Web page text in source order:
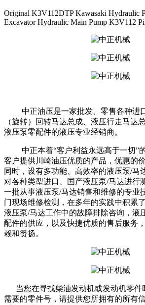
Original K3V112DTP Kawasaki Hydraulic
Excavator Hydraulic Main Pump K3V112
中正油压是一家批发、零售各种进
（旋转）回转马达总成、液压行走马达
液压泵零配件的液压专业经销商。
中正本着“客户利益永远高于一切”
客户提供川崎油压优质的产品，优惠的
同时，设有多功能、高效率的液压泵/马
对各种类型进口、国产液压泵/马达进行
一批从事液压泵/马达销售和维修的专业
门现场维修检测，在多年的实践中积累
液压泵/马达工作中的故障排除咨询，液
配件的供应，以及快捷优质的售后服务
赖和赞扬。
当您在寻找柴油发动机或发动机零件
需要的零件号，请提供您所拥有的所有